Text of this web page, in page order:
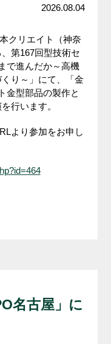
2026.08.04
クリエイト（神奈
第167回型技術セ
で進んだか～高機
り～」にて、「金
金型部品の製作と
行います。
より参加をお申し
名古屋」に